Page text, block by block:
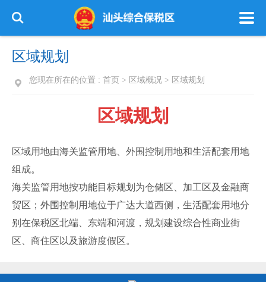
区域规划
您现在所在的位置 : 首页 > 区域概况 > 区域规划
区域规划
区域用地由海关监管用地、外围控制用地和生活配套用地
组成。
海关监管用地按功能目标规划为仓储区、加工区及金融商
贸区；外围控制用地位于广达大道西侧，生活配套用地分
别在保税区北端、东端和河渡，规划建设综合性商业街
区、商住区以及旅游度假区。